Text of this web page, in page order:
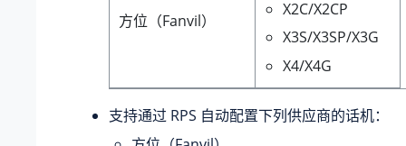
方位（Fanvil）
X2C/X2CP
X3S/X3SP/X3G
X4/X4G
支持通过 RPS 自动配置下列供应商的话机：